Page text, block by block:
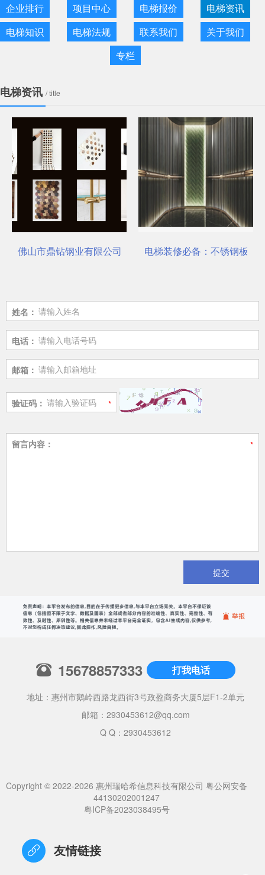
企业排行 项目中心 电梯报价
电梯资讯
电梯知识
电梯法规 联系我们
关于我们
专栏
电梯资讯 / title
对了吗？
佛山市鼎钻钢业有限公司，一站式选材中心 | 电梯装饰
电梯装修必备：不锈钢板安
姓名：
电话：
邮箱：
验证码：
留言内容：
提交
15678857333 打我电话
地址：惠州市鹅岭西路龙西街3号政盈商务大厦5层F1-2单元
邮箱： 2930453612@qq.com
Q Q：2930453612
Copyright © 2022-2026 惠州瑞哈希信息科技有限公司 粤公网安备
44130202001247
粤ICP备2023038495号
友情链接